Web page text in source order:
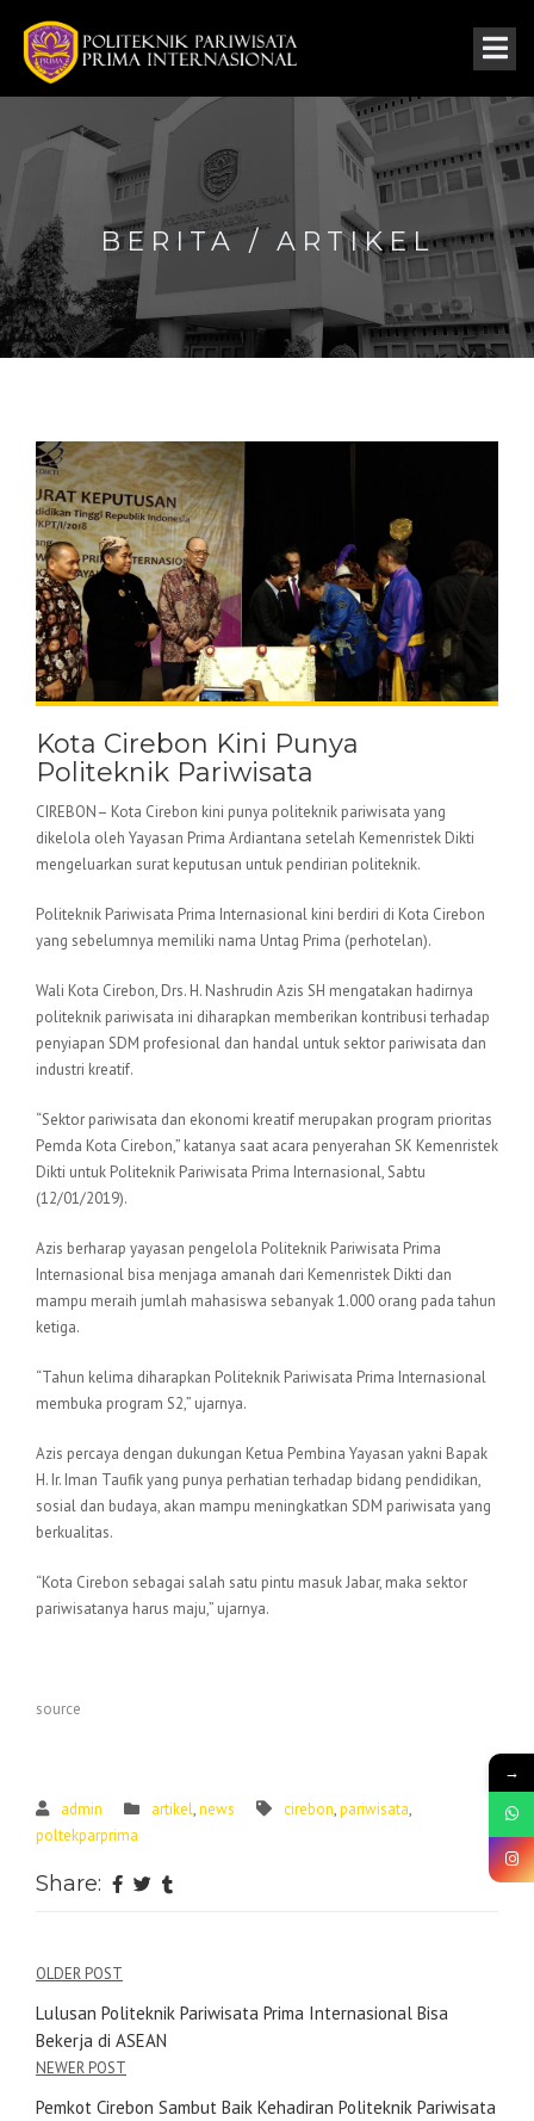
BERITA / ARTIKEL
Kota Cirebon Kini Punya
Politeknik Pariwisata
CIREBON– Kota Cirebon kini punya politeknik pariwisata yang
dikelola oleh Yayasan Prima Ardiantana setelah Kemenristek Dikti
mengeluarkan surat keputusan untuk pendirian politeknik.
Politeknik Pariwisata Prima Internasional kini berdiri di Kota Cirebon
yang sebelumnya memiliki nama Untag Prima (perhotelan).
Wali Kota Cirebon, Drs. H. Nashrudin Azis SH mengatakan hadirnya
politeknik pariwisata ini diharapkan memberikan kontribusi terhadap
penyiapan SDM profesional dan handal untuk sektor pariwisata dan
industri kreatif.
“Sektor pariwisata dan ekonomi kreatif merupakan program prioritas
Pemda Kota Cirebon,” katanya saat acara penyerahan SK Kemenristek
Dikti untuk Politeknik Pariwisata Prima Internasional, Sabtu
(12/01/2019).
Azis berharap yayasan pengelola Politeknik Pariwisata Prima
Internasional bisa menjaga amanah dari Kemenristek Dikti dan
mampu meraih jumlah mahasiswa sebanyak 1.000 orang pada tahun
ketiga.
“Tahun kelima diharapkan Politeknik Pariwisata Prima Internasional
membuka program S2,” ujarnya.
Azis percaya dengan dukungan Ketua Pembina Yayasan yakni Bapak
H. Ir. Iman Taufik yang punya perhatian terhadap bidang pendidikan,
sosial dan budaya, akan mampu meningkatkan SDM pariwisata yang
berkualitas.
“Kota Cirebon sebagai salah satu pintu masuk Jabar, maka sektor
pariwisatanya harus maju,” ujarnya.
source
admin artikel,news cirebon,pariwisata,
poltekparprima
Share:
OLDER POST
Lulusan Politeknik Pariwisata Prima Internasional Bisa
Bekerja di ASEAN
NEWER POST
Pemkot Cirebon Sambut Baik Kehadiran Politeknik Pariwisata
→